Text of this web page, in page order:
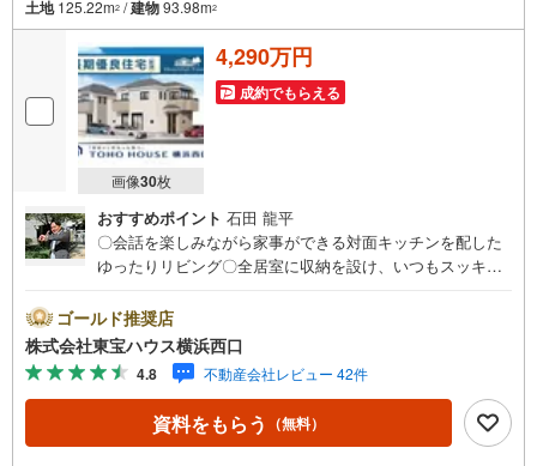
土地125.22m2 /建物93.98m2
画像30枚
4,290万円
成約でもらえる
おすすめポイント 石田 龍平
〇会話を楽しみながら家事ができる対面キッチンを配した
ゆったりリビング〇全居室に収納を設け、いつもスッキリ
閑静な住環境で落ち着いた暮らしを実現できますーーーーY
ahoo！ 不動産キャンペーン対象店舗ーーーー当店で物件を
成約するとPayPayボーナスライトがもらえる「Yahoo！ 不
動産 物件ご成約キャンペーン」の対象になります。「資料
をもらう」「見学予約をする」ボタンからお問い合わせく
ださい。※必ずYahoo！ JAPAN IDでログインしてくださ
ゴールド推奨店
株式会社東宝ハウス横浜西口
4.8 不動産会社レビュー 42件
資料をもらう （無料）